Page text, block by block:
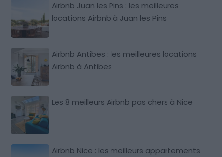
Airbnb Juan les Pins : les meilleures
locations Airbnb à Juan les Pins
Airbnb Antibes : les meilleures locations
Airbnb à Antibes
Les 8 meilleurs Airbnb pas chers à Nice
Airbnb Nice : les meilleurs appartements